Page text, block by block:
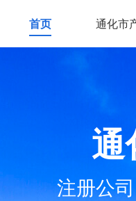
首页 通化市
通
注册公